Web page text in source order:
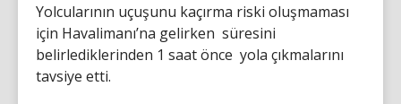
Yolcularının uçuşunu kaçırma riski oluşmaması
için Havalimanı’na gelirken süresini
belirlediklerinden 1 saat önce yola çıkmalarını
tavsiye etti.